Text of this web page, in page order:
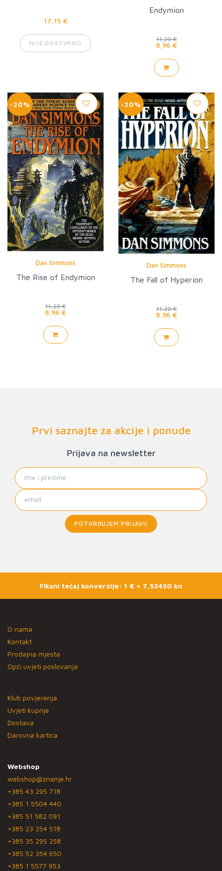
17,15 €
NIJE DOSTUPNO
Endymion
11,20 €
8,96 €
-20%
Dan Simmons
The Rise of Endymion
11,20 €
8,96 €
-20%
Dan Simmons
The Fall of Hyperion
11,20 €
8,96 €
Prvi saznajte za akcije i ponude
Prijava na newsletter
POTVRĐUJEM PRIJAVU
Fiksni tečaj konverzije: 1 € = 7,53450 kn
O nama
Kontakt
Prodajna mjesta
Opći uvjeti poslovanja
Klub povjerenja
Uvjeti kupnje
Dostava
Darovna kartica
Webshop
webshop@znanje.hr
+385 43 295 718
+385 1 5504 440
+385 51 582 091
+385 23 254 518
+385 35 295 258
+385 52 354 650
+385 1 5577 953